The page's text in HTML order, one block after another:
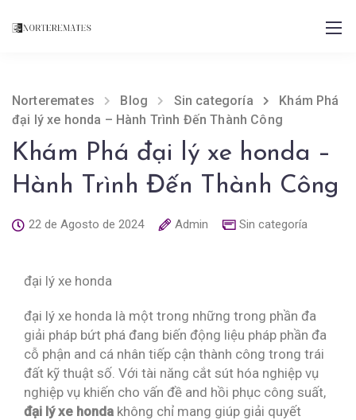
Norteremates Blog Sin categoría
Khám Phá
đại lý xe honda – Hành Trình Đến Thành Công
Khám Phá đại lý xe honda –
Hành Trình Đến Thành Công
22 de Agosto de 2024 Admin Sin categoría
đại lý xe honda
đại lý xe honda là một trong những trong phần đa
giải pháp bứt phá đang biến động liệu pháp phần đa
cỗ phận and cá nhân tiếp cận thành công trong trái
đất kỹ thuật số. Với tài năng cắt sút hóa nghiệp vụ
nghiệp vụ khiến cho vấn đề and hồi phục công suất,
đại lý xe honda không chỉ mang giúp giải quyết